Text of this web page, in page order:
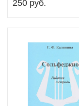
250 руб.